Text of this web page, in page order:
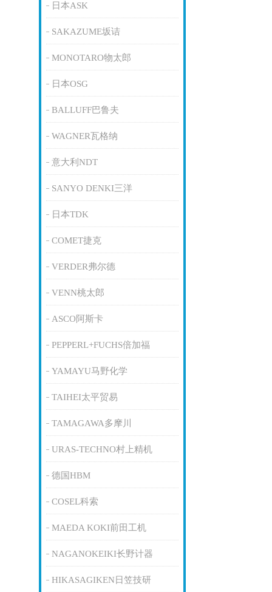
日本ASK
SAKAZUME坂诘
MONOTARO物太郎
日本OSG
BALLUFF巴鲁夫
WAGNER瓦格纳
意大利NDT
SANYO DENKI三洋
日本TDK
COMET捷克
VERDER弗尔德
VENN桃太郎
ASCO阿斯卡
PEPPERL+FUCHS倍加福
YAMAYU马野化学
TAIHEI太平贸易
TAMAGAWA多摩川
URAS-TECHNO村上精机
德国HBM
COSEL科索
MAEDA KOKI前田工机
NAGANOKEIKI长野计器
HIKASAGIKEN日笠技研